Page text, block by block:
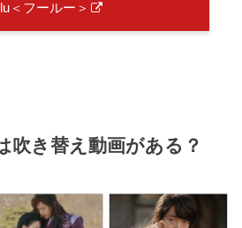
＜フールー＞
吹き替え動画がある？